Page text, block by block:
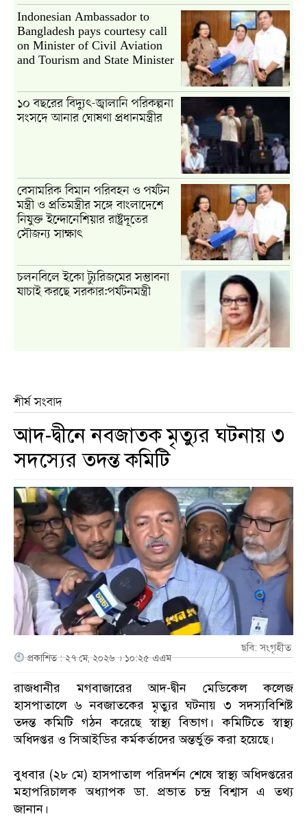
Indonesian Ambassador to
Bangladesh pays courtesy call
on Minister of Civil Aviation
and Tourism and State Minister
১০ বছরের বিদ্যুৎ-জ্বালানি পরিকল্পনা
সংসদে আনার ঘোষণা প্রধানমন্ত্রীর
বেসামরিক বিমান পরিবহন ও পর্যটন
মন্ত্রী ও প্রতিমন্ত্রীর সঙ্গে বাংলাদেশে
নিযুক্ত ইন্দোনেশিয়ার রাষ্ট্রদূতের
সৌজন্য সাক্ষাৎ
চলনবিলে ইকো ট্যুরিজমের সম্ভাবনা
যাচাই করছে সরকার:পর্যটনমন্ত্রী